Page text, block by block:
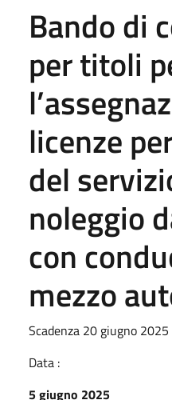
Bando di
per titoli
licenze
del
noleggio
con
mezzo
Scadenza 20 giugno 2025
Data :
5 giugno 2025